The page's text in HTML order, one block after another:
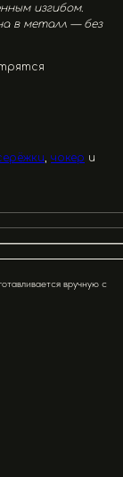
изгибом.
в металл — без
, чокер и
вручную с